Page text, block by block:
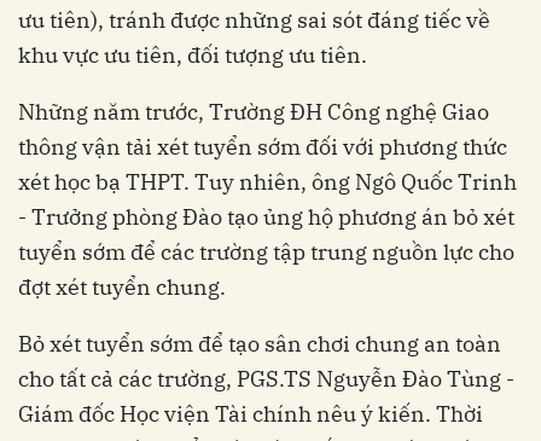
ưu tiên), tránh được những sai sót đáng tiếc về
khu vực ưu tiên, đối tượng ưu tiên.
Những năm trước, Trường ĐH Công nghệ Giao
thông vận tải xét tuyển sớm đối với phương thức
xét học bạ THPT. Tuy nhiên, ông Ngô Quốc Trinh
- Trưởng phòng Đào tạo ủng hộ phương án bỏ xét
tuyển sớm để các trường tập trung nguồn lực cho
đợt xét tuyển chung.
Bỏ xét tuyển sớm để tạo sân chơi chung an toàn
cho tất cả các trường, PGS.TS Nguyễn Đào Tùng -
Giám đốc Học viện Tài chính nêu ý kiến. Thời